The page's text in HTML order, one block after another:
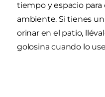
tiempo y espacio para
ambiente. Si tienes
orinar en el patio,
golosina cuando lo